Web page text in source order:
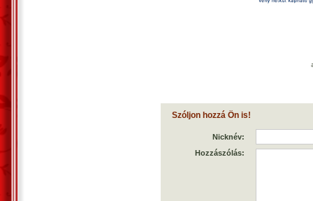
Szóljon hozzá Ön is!
Nicknév:
Hozzászólás: